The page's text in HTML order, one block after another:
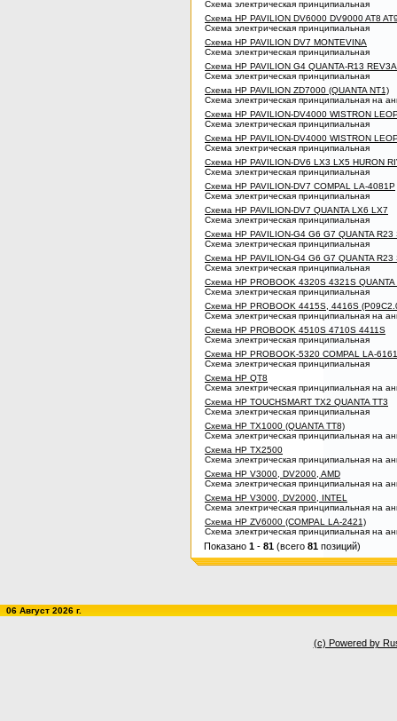
Схема электрическая принципиальная
Схема HP PAVILION DV6000 DV9000 AT8
Схема электрическая принципиальная
Схема HP PAVILION DV7 MONTEVINA
Схема электрическая принципиальная
Схема HP PAVILION G4 QUANTA-R13 REV3A
Схема электрическая принципиальная
Схема HP PAVILION ZD7000 (QUANTA NT1)
Схема электрическая принципиальная на
Схема HP PAVILION-DV4000 WISTRON
Схема электрическая принципиальная
Схема HP PAVILION-DV4000 WISTRON
Схема электрическая принципиальная
Схема HP PAVILION-DV6 LX3 LX5 HURON
Схема электрическая принципиальная
Схема HP PAVILION-DV7 COMPAL LA-4081P
Схема электрическая принципиальная
Схема HP PAVILION-DV7 QUANTA LX6 LX7
Схема электрическая принципиальная
Схема HP PAVILION-G4 G6 G7 QUANTA R23
Схема электрическая принципиальная
Схема HP PAVILION-G4 G6 G7 QUANTA R23
Схема электрическая принципиальная
Схема HP PROBOOK 4320S 4321S QUANTA
Схема электрическая принципиальная
Схема HP PROBOOK 4415S, 4416S
Схема электрическая принципиальная на
Схема HP PROBOOK 4510S 4710S 4411S
Схема электрическая принципиальная
Схема HP PROBOOK-5320 COMPAL LA-
Схема электрическая принципиальная
Схема HP QT8
Схема электрическая принципиальная на
Схема HP TOUCHSMART TX2 QUANTA TT3
Схема электрическая принципиальная
Схема HP TX1000 (QUANTA TT8)
Схема электрическая принципиальная на
Схема HP TX2500
Схема электрическая принципиальная на
Схема HP V3000, DV2000, AMD
Схема электрическая принципиальная на
Схема HP V3000, DV2000, INTEL
Схема электрическая принципиальная на
Схема HP ZV6000 (COMPAL LA-2421)
Схема электрическая принципиальная на
Показано 1 - 81 (всего 81 позиций)
06 Август 2026 г.
(c) Powered by